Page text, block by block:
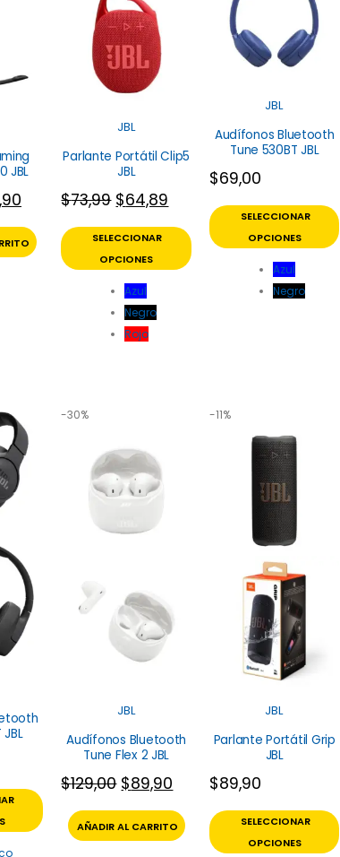
JBL
JBL
Parlante Portátil Clip5
JBL
$73,99 $64,89
SELECCIONAR
OPCIONES
Azul
Negro
Rojo
JBL
Audífonos Bluetooth
Tune 530BT JBL
$69,00
SELECCIONAR
OPCIONES
Azul
Negro
-30%
JBL
Audífonos Bluetooth
Tune Flex 2 JBL
$129,00 $89,90
AÑADIR AL CARRITO
-11%
JBL
Parlante Portátil Grip
JBL
$89,90
SELECCIONAR
OPCIONES